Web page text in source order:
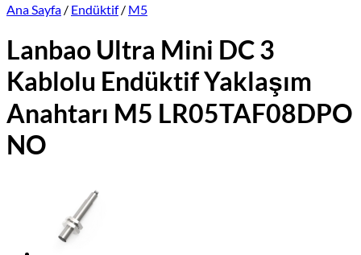
Ana Sayfa / Endüktif / M5
Lanbao Ultra Mini DC 3
Kablolu Endüktif Yaklaşım
Anahtarı M5 LR05TAF08DPO
NO